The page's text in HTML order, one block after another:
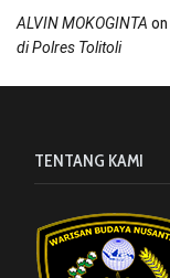
ALVIN MOKOGINTA on
di Polres Tolitoli
TENTANG KAMI